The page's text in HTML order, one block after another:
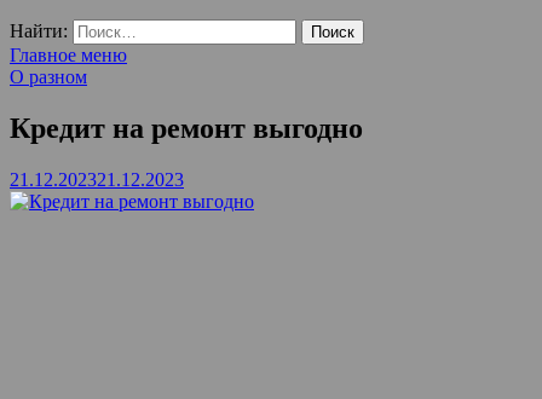
Найти:
Главное меню
О разном
Кредит на ремонт выгодно
21.12.202321.12.2023